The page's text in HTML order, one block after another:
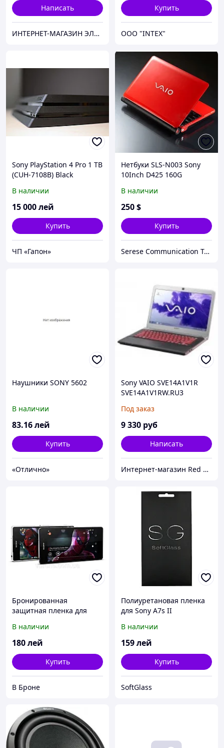
Написать
ИНТЕРНЕТ-МАГАЗИН ЭЛЕКТРОНИКИ "220 VOLT"
Купить
OOO "INTEX"
Sony PlayStation 4 Pro 1 TB
(CUH-7108B) Black
В наличии
15 000лей
Купить
ЧП «Гапон»
Нетбуки SLS-N003 Sony
10Inch D425 160G
В наличии
250$
Купить
Serese Communication Technology Co. Ltd
Наушники SONY 5602
В наличии
83.16лей
Купить
«Отлично»
Sony VAIO SVE14A1V1R
SVE14A1V1RW.RU3
Под заказ
9 330 руб
Написать
Интернет-магазин Red Storm
Бронированная
защитная пленка для
В наличии
180лей
Купить
В Броне
Полиуретановая пленка
для Sony A7s II
В наличии
159лей
Купить
SoftGlass